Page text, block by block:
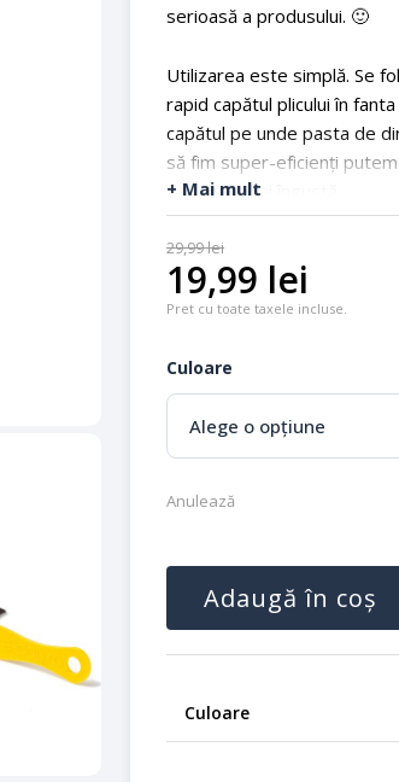
serioasă a produsului. 🙂
Utilizarea este simplă. Se
rapid capătul plicului în
capătul pe unde pasta de
să fim super-eficienți
devine și mai îngustă.
Player
video
Media error: Format(s) not
Descarcă fișierul: https://www.e-day.ro/
content/uploads/2021/11/
Funcționează și pe alte
fie de lățime maximă 10 cm
+ Mai mult
29,99lei
19,99 lei
Pret cu toate taxele incluse.
Culoare
Anulează
Adaugă în coș
Culoare